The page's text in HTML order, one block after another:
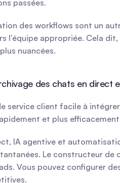
passées.
des workflows sont un
l'équipe appropriée. Cela
nuancées.
des chats en direct
service client facile à
et plus
IA agentive et
Le constructeur
Vous pouvez configurer